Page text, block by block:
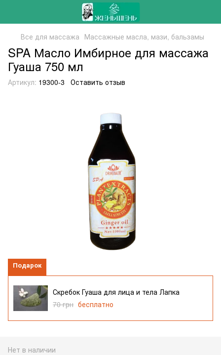
Все для массажа Массажные масла, мази, бальзамы
SPA Масло Имбирное для массажа
Гуаша 750 мл
Артикул: 19300-3 Оставить отзыв
Подарок
Скребок Гуаша для лица и тела Лапка
70 грн бесплатно
Нет в наличии